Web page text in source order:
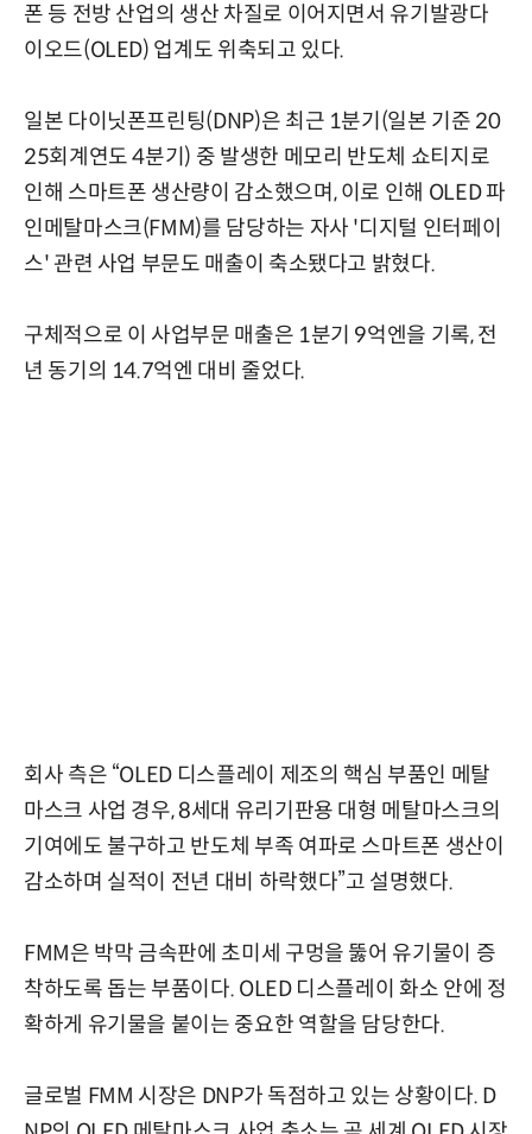
폰 등 전방 산업의 생산 차질로 이어지면서 유기발광다
이오드(OLED) 업계도 위축되고 있다.
일본 다이닛폰프린팅(DNP)은 최근 1분기(일본 기준 20
25회계연도 4분기) 중 발생한 메모리 반도체 쇼티지로
인해 스마트폰 생산량이 감소했으며, 이로 인해 OLED 파
인메탈마스크(FMM)를 담당하는 자사 '디지털 인터페이
스' 관련 사업 부문도 매출이 축소됐다고 밝혔다.
구체적으로 이 사업부문 매출은 1분기 9억엔을 기록, 전
년 동기의 14.7억엔 대비 줄었다.
회사 측은 “OLED 디스플레이 제조의 핵심 부품인 메탈
마스크 사업 경우, 8세대 유리기판용 대형 메탈마스크의
기여에도 불구하고 반도체 부족 여파로 스마트폰 생산이
감소하며 실적이 전년 대비 하락했다”고 설명했다.
FMM은 박막 금속판에 초미세 구멍을 뚫어 유기물이 증
착하도록 돕는 부품이다. OLED 디스플레이 화소 안에 정
확하게 유기물을 붙이는 중요한 역할을 담당한다.
글로벌 FMM 시장은 DNP가 독점하고 있는 상황이다. D